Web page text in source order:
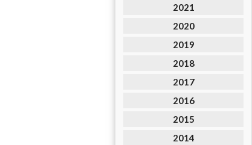
2021
2020
2019
2018
2017
2016
2015
2014